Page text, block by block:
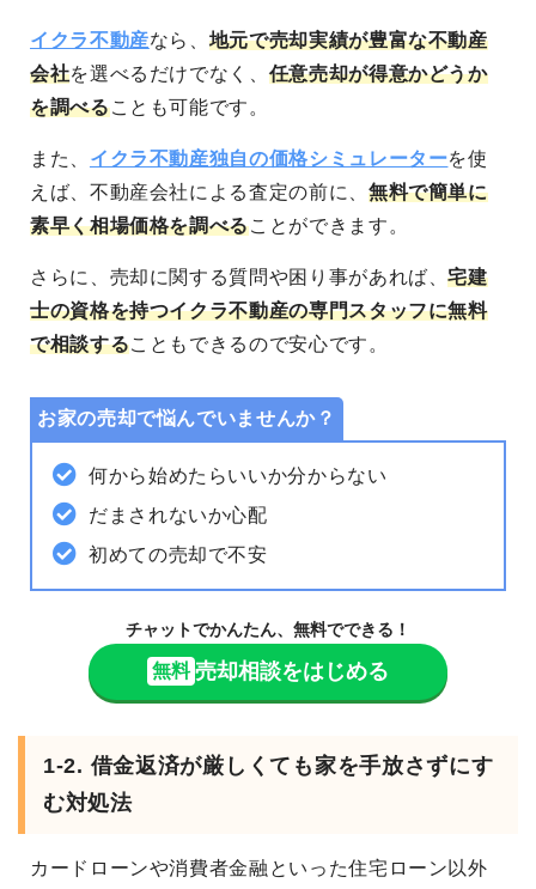
イクラ不動産なら、 地元で売却実績が豊富な不動産
会社を選べるだけでなく、 任意売却が得意かどうか
を調べることも可能です。
また、 イクラ不動産独自の価格シミュレーターを使
えば、不動産会社による査定の前に、 無料で簡単に
素早く相場価格を調べることができます。
さらに、売却に関する質問や困り事があれば、宅建
士の資格を持つイクラ不動産の専門スタッフに無料
で相談することもできるので安心です。
お家の売却で悩んでいませんか？
何から始めたらいいか分からない
だまされないか心配
初めての売却で不安
チャットでかんたん、無料でできる！
無料 売却相談をはじめる
1-2. 借金返済が厳しくても家を手放さずにす
む対処法
カードローンや消費者金融といった住宅ローン以外